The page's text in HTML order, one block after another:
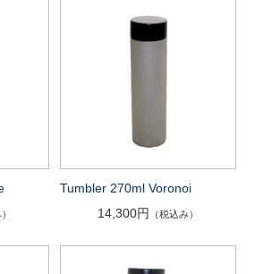
Tumbler 270ml Voronoi
14,300円
（税込み）